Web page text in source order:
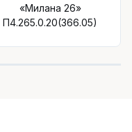
«Милана 26»
П4.265.0.20(366.05)